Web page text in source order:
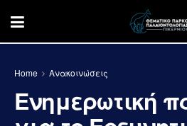
Home Ανακοινώσεις
Ενημερωτική